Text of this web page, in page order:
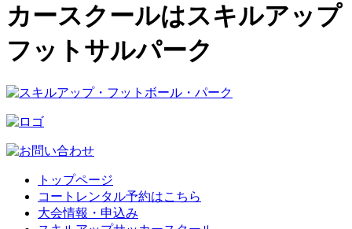
カースクールはスキルアップ
フットサルパーク
トップページ
コートレンタル予約はこちら
大会情報・申込み